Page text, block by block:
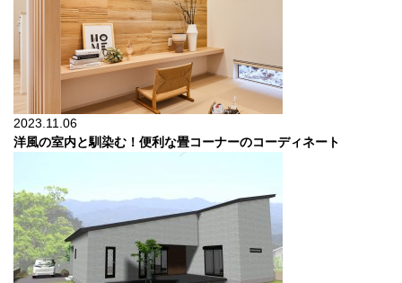
2023.11.06
洋風の室内と馴染む！便利な畳コーナーのコーディネート